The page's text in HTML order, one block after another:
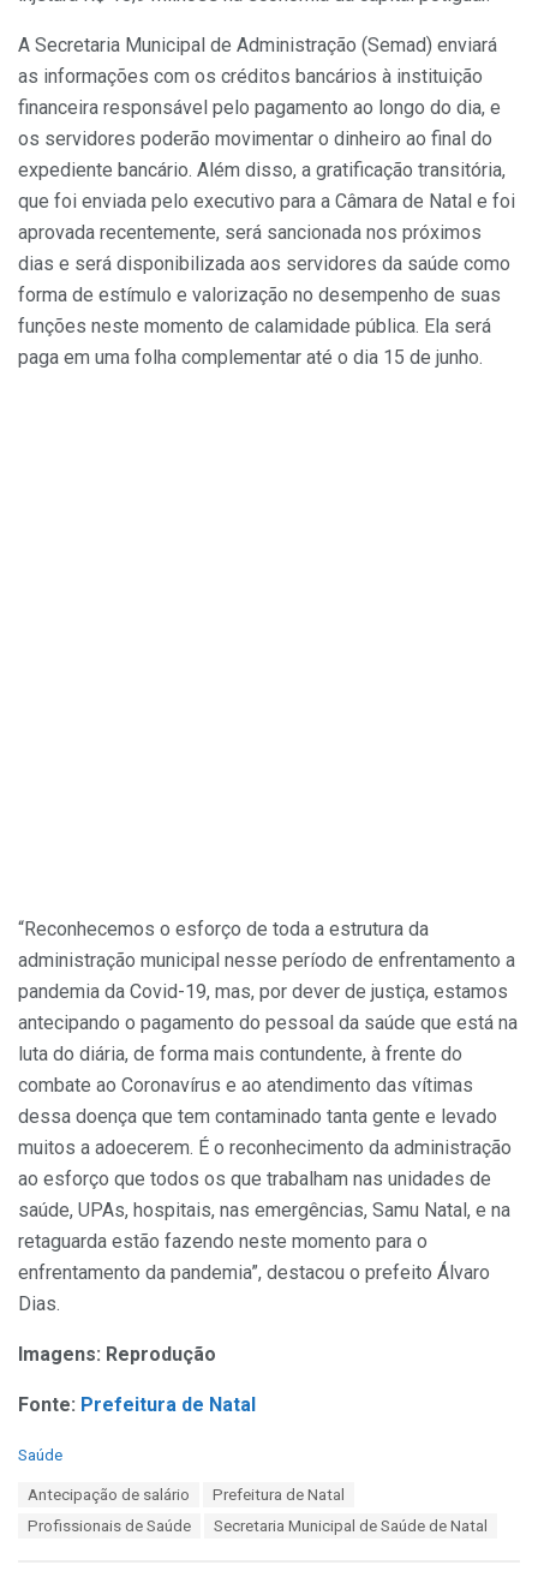
A Secretaria Municipal de Administração (Semad) enviará
as informações com os créditos bancários à instituição
financeira responsável pelo pagamento ao longo do dia, e
os servidores poderão movimentar o dinheiro ao final do
expediente bancário. Além disso, a gratificação transitória,
que foi enviada pelo executivo para a Câmara de Natal e foi
aprovada recentemente, será sancionada nos próximos
dias e será disponibilizada aos servidores da saúde como
forma de estímulo e valorização no desempenho de suas
funções neste momento de calamidade pública. Ela será
paga em uma folha complementar até o dia 15 de junho.
“Reconhecemos o esforço de toda a estrutura da
administração municipal nesse período de enfrentamento a
pandemia da Covid-19, mas, por dever de justiça, estamos
antecipando o pagamento do pessoal da saúde que está na
luta do diária, de forma mais contundente, à frente do
combate ao Coronavírus e ao atendimento das vítimas
dessa doença que tem contaminado tanta gente e levado
muitos a adoecerem. É o reconhecimento da administração
ao esforço que todos os que trabalham nas unidades de
saúde, UPAs, hospitais, nas emergências, Samu Natal, e na
retaguarda estão fazendo neste momento para o
enfrentamento da pandemia”, destacou o prefeito Álvaro
Dias.
Imagens: Reprodução
Fonte: Prefeitura de Natal
C
Saúde
Antecipação de salário
Prefeitura de Natal
Profissionais de Saúde
Secretaria Municipal de Saúde de Natal